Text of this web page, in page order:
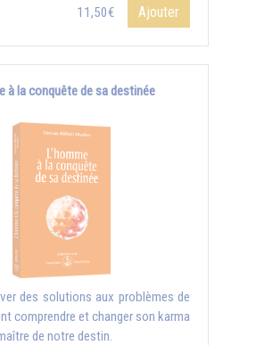
11,50€ Ajouter
à la conquête de sa destinée
des solutions aux problèmes de
comprendre et changer son karma
de notre destin.